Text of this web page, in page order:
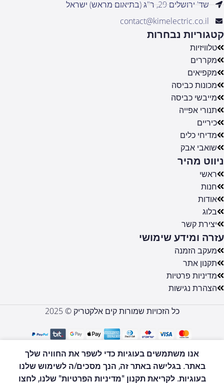
שד' ירושלים 29, ר"ג (בתיאום מראש) ישראל
contact@kimelectric.co.il
קטגוריות נבחרות
טלוויזיות
מקררים
מקפיאים
מכונות כביסה
מייבשי כביסה
תנורי אפייה
כיריים
מדיחי כלים
שואבי אבק
ניווט מהיר
ראשי
חנות
אודות
בלוג
יצירת קשר
עזרה ומידע שימושי
מעקב הזמנה
תקנון אתר
מדיניות פרטיות
הצהרת נגישות
כל הזכויות שמורות קים אלקטריק © 2025
אנו משתמשים בעוגיות כדי לשפר את החוויה שלך
באתר. בגלישה באתר זה, הנך מסכים/ה לשימוש שלנו
בעוגיות. לקריאת תקנון "מדיניות הפרטיות" שלנו, לחצו
FMT02-06
נייד
מתכוונן
בצבע
₪440
הוספה לסל
לקנות עכשיו
רשימת משאלות
0
סל קניות
החשבון שלי